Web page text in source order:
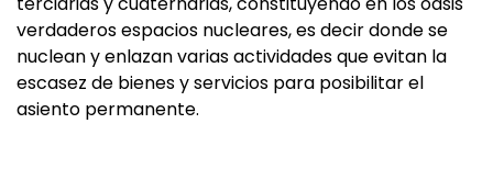
verdaderos espacios nucleares, es decir donde se
nuclean y enlazan varias actividades que evitan la
escasez de bienes y servicios para posibilitar el
asiento permanente.